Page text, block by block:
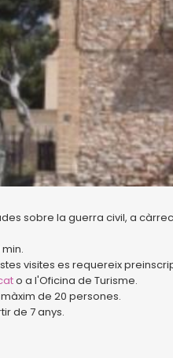
sobre la guerra civil, a
visites es requereix
o a l'Oficina de Turisme.
màxim de 20 persones.
de 7 anys.